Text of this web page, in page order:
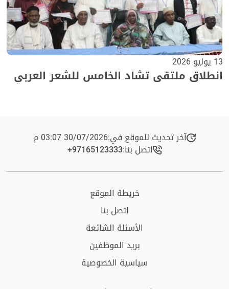
13 يوليو 2026
انطلاق ملتقى تشاد الخامس للشعر العربي
آخر تحديث للموقع في:30/07/2026 03:07 م
اتصل بنا:+97165123333​
خريطة الموقع
اتصل بنا
الأسئلة الشائعة
بريد الموظفين
سياسية الخصوصية